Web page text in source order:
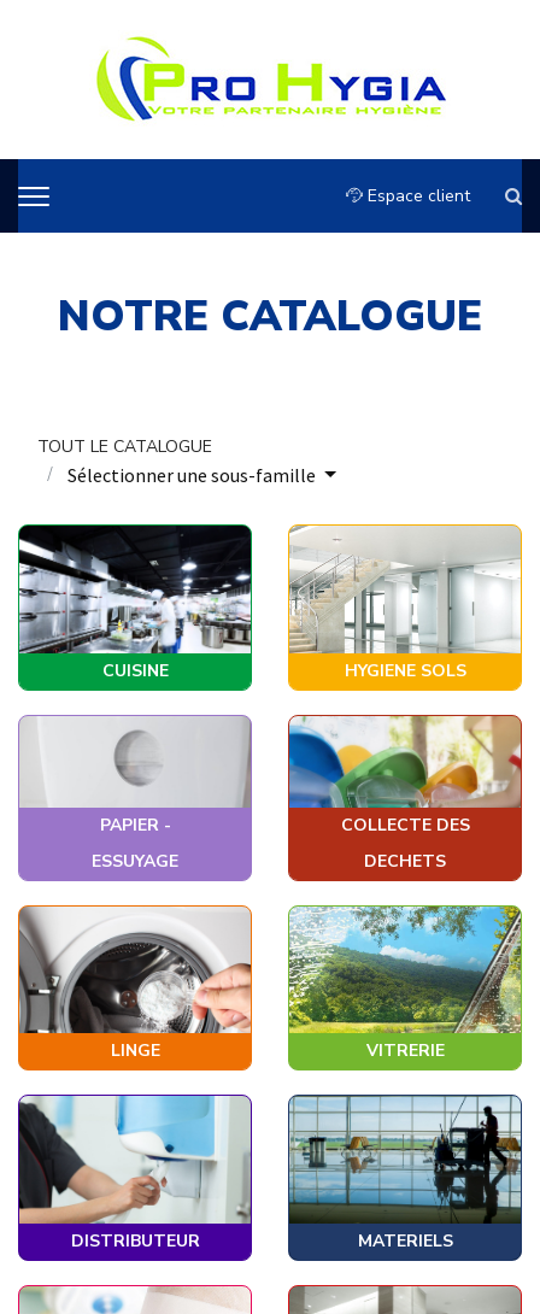
Espace client
NOTRE CATALOGUE
TOUT LE CATALOGUE
Sélectionner une sous-famille
CUISINE HYGIENE SOLS
PAPIER -
ESSUYAGE
COLLECTE DES
DECHETS
LINGE VITRERIE
DISTRIBUTEUR MATERIELS